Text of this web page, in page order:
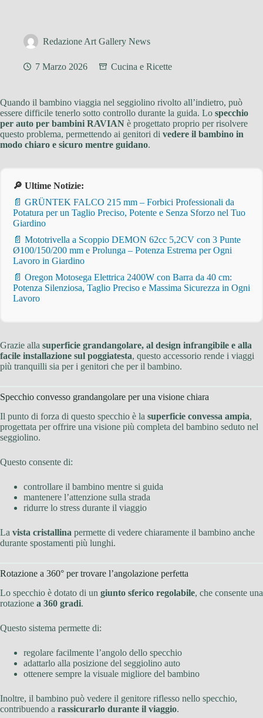
Redazione Art Gallery News
7 Marzo 2026 Cucina e Ricette
Quando il bambino viaggia nel seggiolino rivolto all’indietro, può
essere difficile tenerlo sotto controllo durante la guida. Lo specchio
per auto per bambini RAVIAN è progettato proprio per risolvere
questo problema, permettendo ai genitori di vedere il bambino in
modo chiaro e sicuro mentre guidano.
🔎 Ultime Notizie:
📄 GRÜNTEK FALCO 215 mm – Forbici Professionali da
Potatura per un Taglio Preciso, Potente e Senza Sforzo nel Tuo
Giardino
📄 Mototrivella a Scoppio DEMON 62cc 5,2CV con 3 Punte
Ø100/150/200 mm e Prolunga – Potenza Estrema per Ogni
Lavoro in Giardino
📄 Oregon Motosega Elettrica 2400W con Barra da 40 cm:
Potenza Silenziosa, Taglio Preciso e Massima Sicurezza in Ogni
Lavoro
Grazie alla superficie grandangolare, al design infrangibile e alla
facile installazione sul poggiatesta, questo accessorio rende i viaggi
più tranquilli sia per i genitori che per il bambino.
Specchio convesso grandangolare per una visione chiara
Il punto di forza di questo specchio è la superficie convessa ampia,
progettata per offrire una visione più completa del bambino seduto nel
seggiolino.
Questo consente di:
controllare il bambino mentre si guida
mantenere l’attenzione sulla strada
ridurre lo stress durante il viaggio
La vista cristallina permette di vedere chiaramente il bambino anche
durante spostamenti più lunghi.
Rotazione a 360° per trovare l’angolazione perfetta
Lo specchio è dotato di un giunto sferico regolabile, che consente una
rotazione a 360 gradi.
Questo sistema permette di:
regolare facilmente l’angolo dello specchio
adattarlo alla posizione del seggiolino auto
ottenere sempre la visuale migliore del bambino
Inoltre, il bambino può vedere il genitore riflesso nello specchio,
contribuendo a rassicurarlo durante il viaggio.